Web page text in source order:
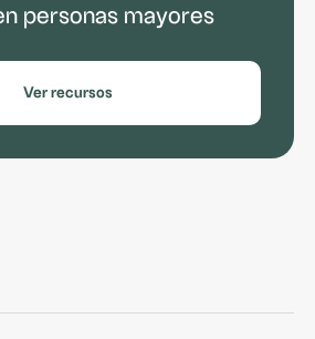
personas mayores
Ver recursos